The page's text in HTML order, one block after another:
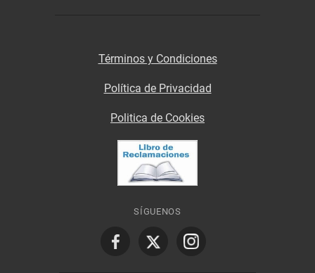
Términos y Condiciones
Política de Privacidad
Politica de Cookies
SÍGUENOS